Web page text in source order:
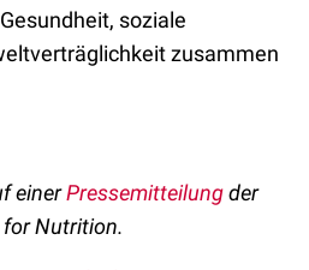
soziale
zusammen
einerPressemitteilungder
Nutrition.